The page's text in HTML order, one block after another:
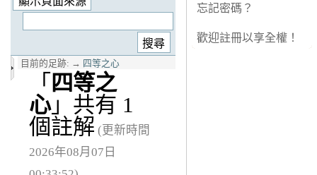
目前的足跡: → 四等之心
「 四等之
心」共有 1
個註解 (更新時間
2026年08月07日
忘記密碼？
歡迎註冊以享全權！